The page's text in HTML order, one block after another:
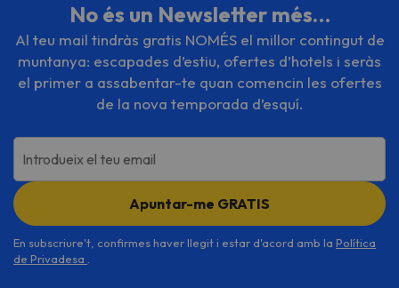
No és un Newsletter més…
Al teu mail tindràs gratis NOMÉS el millor contingut de
muntanya: escapades d’estiu, ofertes d’hotels i seràs
el primer a assabentar-te quan comencin les ofertes
de la nova temporada d’esquí.
Introdueix el teu email
Apuntar-me GRATIS
En subscriure't, confirmes haver llegit i estar d'acord amb la Política
de Privadesa